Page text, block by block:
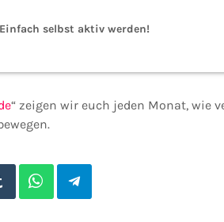
selbst aktiv werden!
“ zeigen wir euch jeden Monat, wie